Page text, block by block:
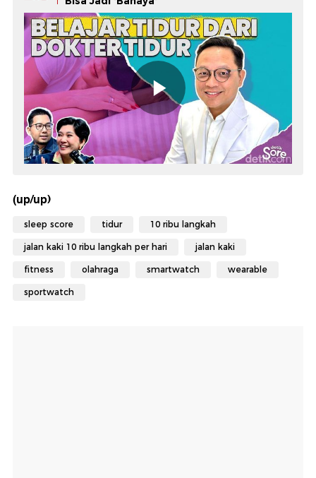
(up/up)
sleep score tidur 10 ribu langkah
jalan kaki 10 ribu langkah per hari jalan kaki
fitness olahraga smartwatch wearable
sportwatch